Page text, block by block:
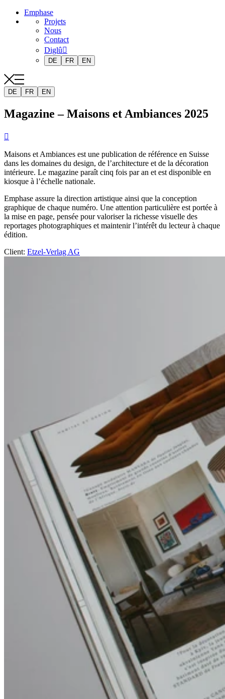
Emphase
Projets
Nous
Contact
Diglû
DE FR EN
DE FR EN
Magazine – Maisons et Ambiances 2025

Maisons et Ambiances est une publication de référence en Suisse
dans les domaines du design, de l’architecture et de la décoration
intérieure. Le magazine paraît cinq fois par an et est disponible en
kiosque à l’échelle nationale.
Emphase assure la direction artistique ainsi que la conception
graphique de chaque numéro. Une attention particulière est portée à
la mise en page, pensée pour valoriser la richesse visuelle des
reportages photographiques et maintenir l’intérêt du lecteur à chaque
édition.
Client: Etzel-Verlag AG